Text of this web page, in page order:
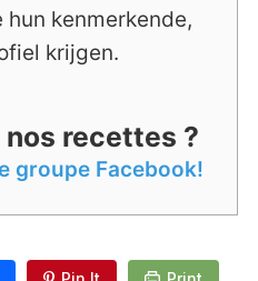
kenmerkende,
krijgen.
nos recettes ?
groupe Facebook!